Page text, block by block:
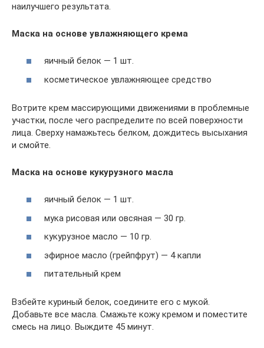
наилучшего результата.
Маска на основе увлажняющего крема
яичный белок — 1 шт.
косметическое увлажняющее средство
Вотрите крем массирующими движениями в проблемные
участки, после чего распределите по всей поверхности
лица. Сверху намажьтесь белком, дождитесь высыхания
и смойте.
Маска на основе кукурузного масла
яичный белок — 1 шт.
мука рисовая или овсяная — 30 гр.
кукурузное масло — 10 гр.
эфирное масло (грейпфрут) — 4 капли
питательный крем
Взбейте куриный белок, соедините его с мукой.
Добавьте все масла. Смажьте кожу кремом и поместите
смесь на лицо. Выждите 45 минут.